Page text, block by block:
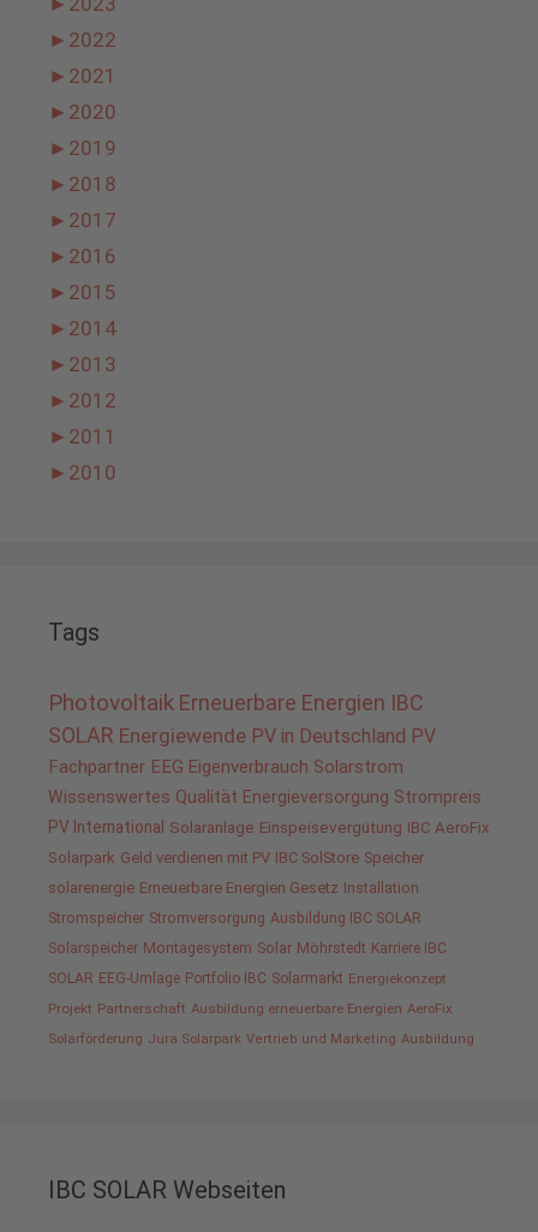
► 2022
► 2021
► 2020
► 2019
► 2018
► 2017
► 2016
► 2015
► 2014
► 2013
► 2012
► 2011
► 2010
Tags
Photovoltaik Erneuerbare Energien IBC
SOLAR Energiewende PV in Deutschland PV
Fachpartner EEG Eigenverbrauch Solarstrom
Wissenswertes Qualität Energieversorgung Strompreis
PV International Solaranlage Einspeisevergütung IBC AeroFix
Solarpark Geld verdienen mit PV IBC SolStore Speicher
solarenergie Erneuerbare Energien Gesetz Installation
Stromspeicher Stromversorgung Ausbildung IBC SOLAR
Solarspeicher Montagesystem Solar Möhrstedt Karriere IBC
SOLAR EEG-Umlage Portfolio IBC Solarmarkt Energiekonzept
Projekt Partnerschaft Ausbildung erneuerbare Energien AeroFix
Solarförderung Jura Solarpark Vertrieb und Marketing Ausbildung
IBC SOLAR Webseiten